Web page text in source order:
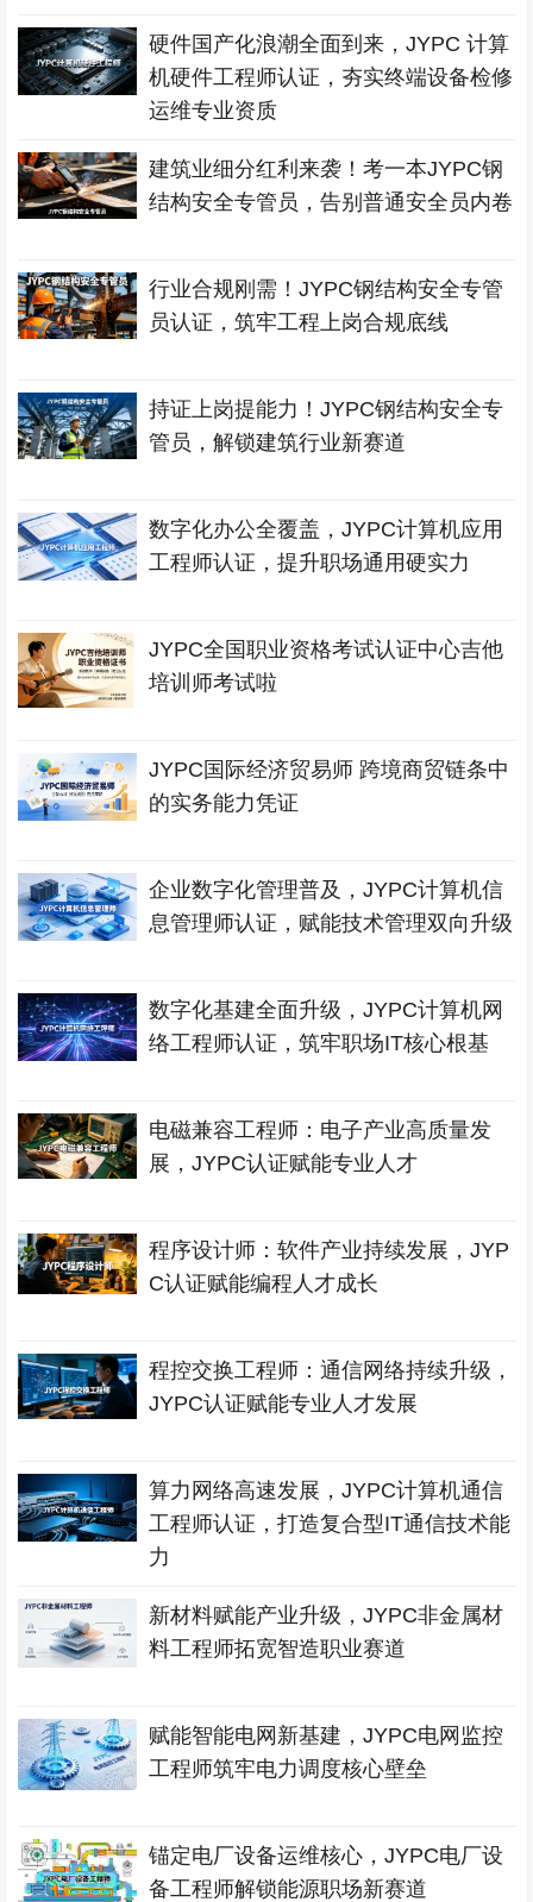
硬件国产化浪潮全面到来，JYPC 计算
机硬件工程师认证，夯实终端设备检修
运维专业资质
建筑业细分红利来袭！考一本JYPC钢
结构安全专管员，告别普通安全员内卷
行业合规刚需！JYPC钢结构安全专管
员认证，筑牢工程上岗合规底线
持证上岗提能力！JYPC钢结构安全专
管员，解锁建筑行业新赛道
数字化办公全覆盖，JYPC计算机应用
工程师认证，提升职场通用硬实力
JYPC全国职业资格考试认证中心吉他
培训师考试啦
JYPC国际经济贸易师 跨境商贸链条中
的实务能力凭证
企业数字化管理普及，JYPC计算机信
息管理师认证，赋能技术管理双向升级
数字化基建全面升级，JYPC计算机网
络工程师认证，筑牢职场IT核心根基
电磁兼容工程师：电子产业高质量发
展，JYPC认证赋能专业人才
程序设计师：软件产业持续发展，JYP
C认证赋能编程人才成长
程控交换工程师：通信网络持续升级，
JYPC认证赋能专业人才发展
算力网络高速发展，JYPC计算机通信
工程师认证，打造复合型IT通信技术能
力
新材料赋能产业升级，JYPC非金属材
料工程师拓宽智造职业赛道
赋能智能电网新基建，JYPC电网监控
工程师筑牢电力调度核心壁垒
锚定电厂设备运维核心，JYPC电厂设
备工程师解锁能源职场新赛道